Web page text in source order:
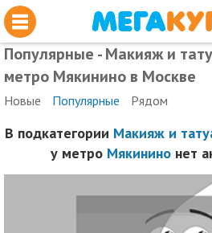
Популярные - Макияж и
метро Мякинино в Москве
Новые Популярные Рядом
В подкатегории Макияж и
у метро Мякинино нет